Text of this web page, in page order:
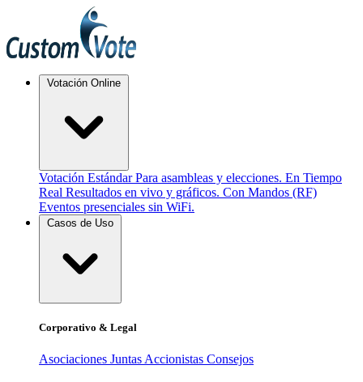
Votación Online
Votación Estándar Para asambleas y elecciones. En Tiempo
Real Resultados en vivo y gráficos. Con Mandos (RF)
Eventos presenciales sin WiFi.
Casos de Uso
Corporativo & Legal
Asociaciones Juntas Accionistas Consejos